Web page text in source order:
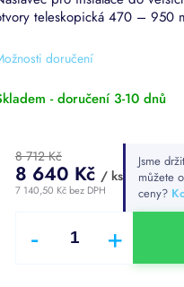
doručení
teleskopická 470 – 950
- doručení 3-10 dnů
8 712 Kč
8 640 Kč / ks
7 140,50 Kč bez DPH
Jsme
můžete
ceny?